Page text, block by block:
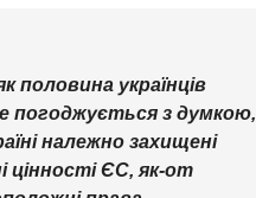
половина українців
погоджується з думкою,
належно захищені
цінності ЄС, як-от